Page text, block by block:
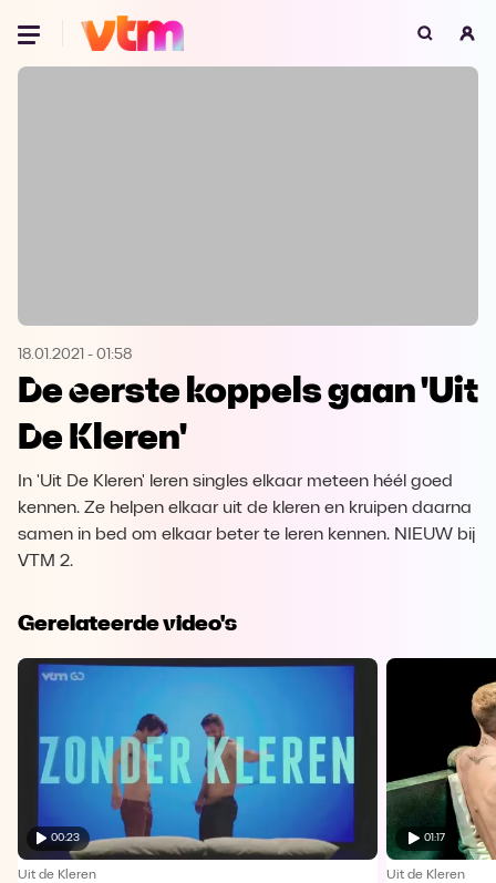
Oeps, browser niet ondersteund
Microsoft Edge Download
Opera
18.01.2021 - 01:58
De eerste koppels gaan 'Uit
De Kleren'
In 'Uit De Kleren' leren singles elkaar meteen héél goed
kennen. Ze helpen elkaar uit de kleren en kruipen daarna
samen in bed om elkaar beter te leren kennen. NIEUW bij
VTM 2.
Gerelateerde video's
00:23
Uit de Kleren
01:17
Uit de Kleren